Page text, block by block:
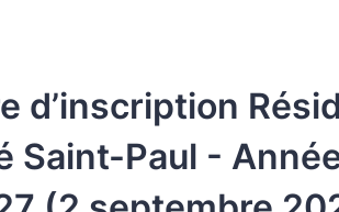
d’inscription
Saint-Paul -